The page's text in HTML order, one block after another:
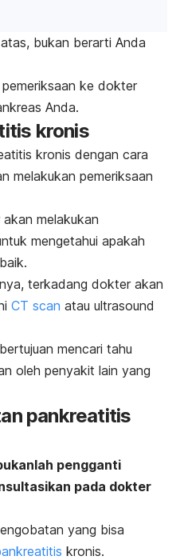
bukan berarti Anda
ke dokter
Anda.
kronis
kronis dengan cara
melakukan pemeriksaan
melakukan
mengetahui apakah
terkadang dokter akan
CT scan atau ultrasound
mencari tahu
oleh penyakit lain yang
pankreatitis
pengganti
pada dokter
yang bisa
kronis.